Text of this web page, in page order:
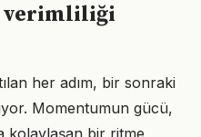
verimliliği
her adım, bir sonraki
Momentumun gücü,
kolaylaşan bir ritme